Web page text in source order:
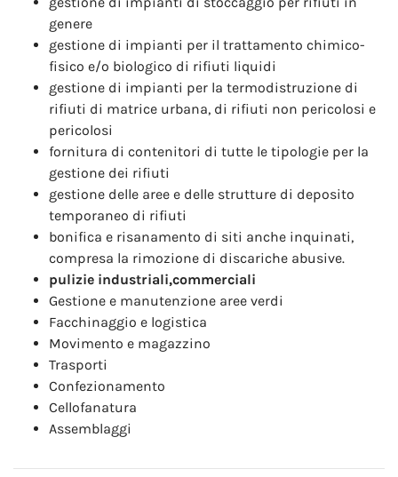
genere
gestione di impianti per il trattamento chimico-
fisico e/o biologico di rifiuti liquidi
gestione di impianti per la termodistruzione di
rifiuti di matrice urbana, di rifiuti non pericolosi e
pericolosi
fornitura di contenitori di tutte le tipologie per la
gestione dei rifiuti
gestione delle aree e delle strutture di deposito
temporaneo di rifiuti
bonifica e risanamento di siti anche inquinati,
compresa la rimozione di discariche abusive.
pulizie industriali,commerciali
Gestione e manutenzione aree verdi
Facchinaggio e logistica
Movimento e magazzino
Trasporti
Confezionamento
Cellofanatura
Assemblaggi